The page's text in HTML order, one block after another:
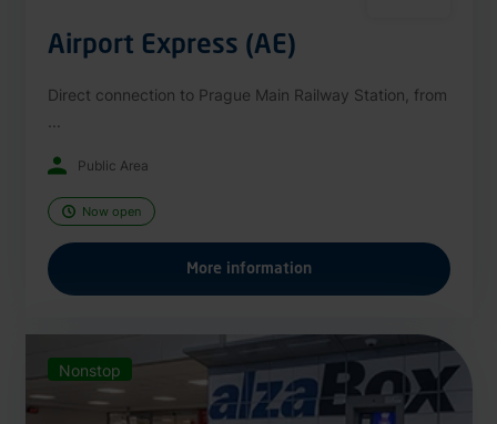
Airport Express (AE)
Direct connection to Prague Main Railway Station, from
Public Area
Now open
More information
Nonstop